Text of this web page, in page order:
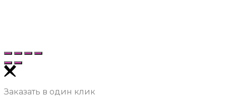
Заказать в один клик